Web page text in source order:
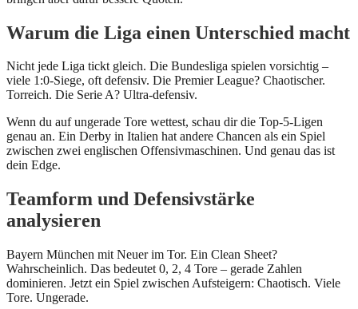
Warum die Liga einen Unterschied macht
Nicht jede Liga tickt gleich. Die Bundesliga spielen vorsichtig –
viele 1:0-Siege, oft defensiv. Die Premier League? Chaotischer.
Torreich. Die Serie A? Ultra-defensiv.
Wenn du auf ungerade Tore wettest, schau dir die Top-5-Ligen
genau an. Ein Derby in Italien hat andere Chancen als ein Spiel
zwischen zwei englischen Offensivmaschinen. Und genau das ist
dein Edge.
Teamform und Defensivstärke
analysieren
Bayern München mit Neuer im Tor. Ein Clean Sheet?
Wahrscheinlich. Das bedeutet 0, 2, 4 Tore – gerade Zahlen
dominieren. Jetzt ein Spiel zwischen Aufsteigern: Chaotisch. Viele
Tore. Ungerade.